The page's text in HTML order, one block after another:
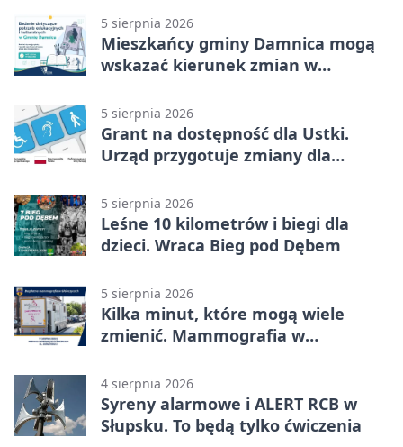
5 sierpnia 2026
Mieszkańcy gminy Damnica mogą
wskazać kierunek zmian w
5 sierpnia 2026
Grant na dostępność dla Ustki.
Urząd przygotuje zmiany dla
5 sierpnia 2026
Leśne 10 kilometrów i biegi dla
dzieci. Wraca Bieg pod Dębem
5 sierpnia 2026
Kilka minut, które mogą wiele
zmienić. Mammografia w
4 sierpnia 2026
Syreny alarmowe i ALERT RCB w
Słupsku. To będą tylko ćwiczenia